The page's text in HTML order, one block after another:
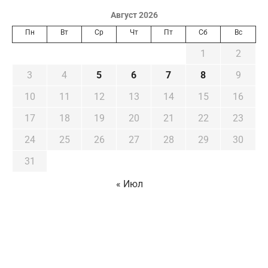
Август 2026
Пн Вт Ср Чт Пт Сб Вс
1
2
3
4 5 6 7 8
9
10
11 12 13 14 15
16
17
18 19 20 21 22
23
24
25 26 27 28 29
30
31
« Июл